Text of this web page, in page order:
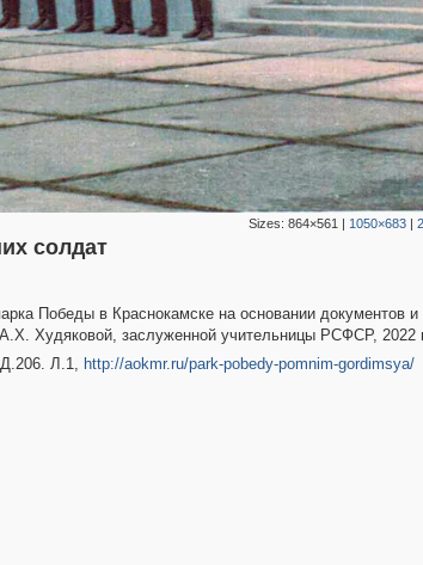
Sizes: 864×561 | 1050×683|
солдат
Победы в Краснокамске на основании документов
Худяковой, заслуженной учительницы РСФСР, 2022
Д.206. Л.1, http://aokmr.ru/park-pobedy-pomnim-gordimsya/